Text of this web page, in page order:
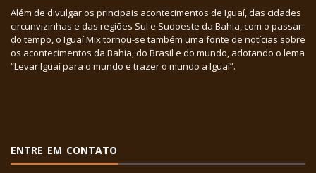
Além de divulgar os principais acontecimentos de Iguaí, das cidades
circunvizinhas e das regiões Sul e Sudoeste da Bahia, com o passar
do tempo, o Iguaí Mix tornou-se também uma fonte de notícias sobre
os acontecimentos da Bahia, do Brasil e do mundo, adotando o lema
“Levar Iguaí para o mundo e trazer o mundo a Iguaí”.
ENTRE EM CONTATO